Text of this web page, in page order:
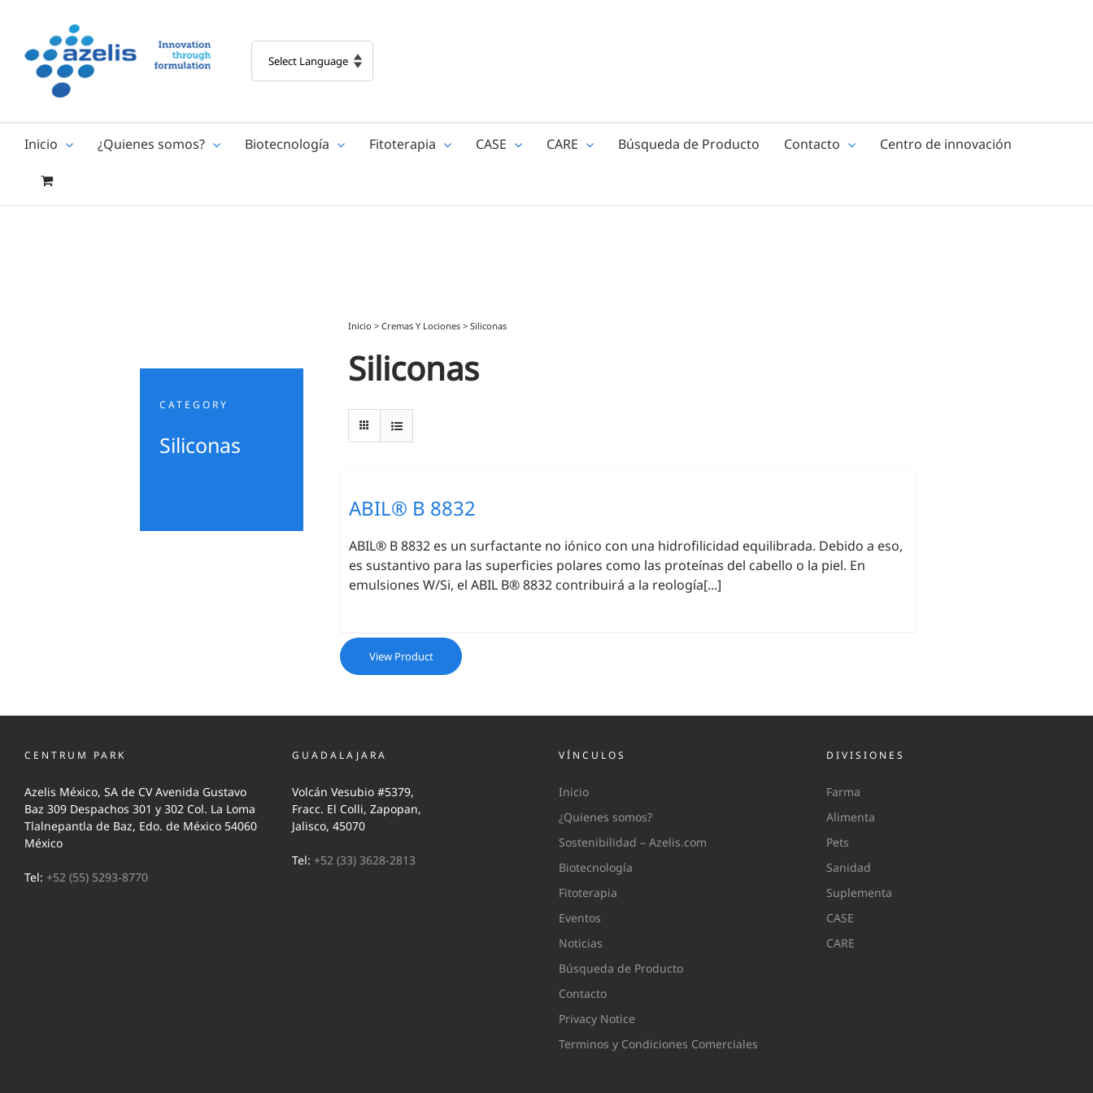
content
Inicio ¿Quienes somos? Biotecnología Fitoterapia CASE CARE Búsqueda de Producto Contacto Centro de innovación
CATEGORY
Siliconas
Inicio > Cremas Y Lociones > Siliconas
Siliconas
ABIL® B 8832
ABIL® B 8832 es un surfactante no iónico con una hidrofilicidad equilibrada. Debido a eso,
es sustantivo para las superficies polares como las proteínas del cabello o la piel. En
emulsiones W/Si, el ABIL B® 8832 contribuirá a la reología[...]
View Product
CENTRUM PARK
Azelis México, SA de CV Avenida Gustavo
Baz 309 Despachos 301 y 302 Col. La Loma
Tlalnepantla de Baz, Edo. de México 54060
México
Tel: +52 (55) 5293-8770
GUADALAJARA
Volcán Vesubio #5379,
Fracc. El Colli, Zapopan,
Jalisco, 45070
Tel: +52 (33) 3628-2813
VÍNCULOS
Inicio
¿Quienes somos?
Sostenibilidad – Azelis.com
Biotecnología
Fitoterapia
Eventos
Noticias
Búsqueda de Producto
Contacto
Privacy Notice
Terminos y Condiciones Comerciales
DIVISIONES
Farma
Alimenta
Pets
Sanidad
Suplementa
CASE
CARE